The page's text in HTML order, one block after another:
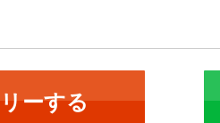
ーする